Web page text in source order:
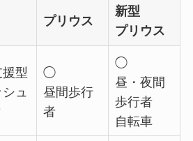
プリウス
新型
プリウス
型
ュ
◯
昼間歩行
者
◯
昼・夜間
歩行者
自転車